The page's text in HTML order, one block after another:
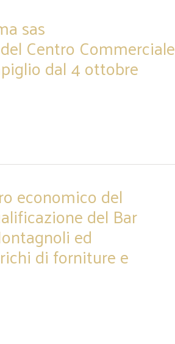
sas
Centro Commerciale
dal 4 ottobre
economico del
del Bar
ed
di forniture e